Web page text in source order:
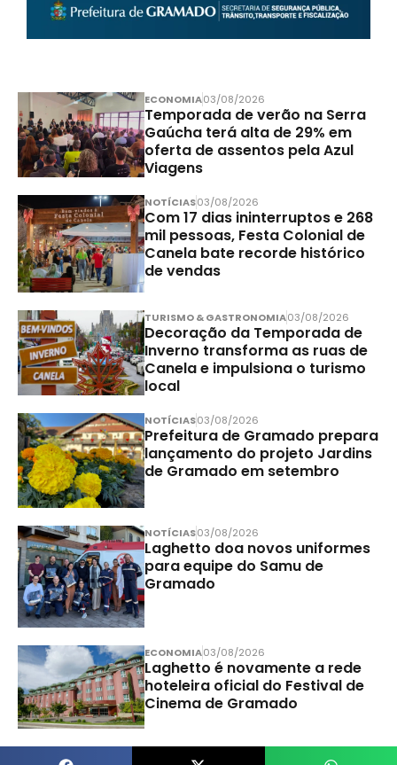
ECONOMIA03/08/2026
Temporada de verão na Serra
Gaúcha terá alta de 29% em
oferta de assentos pela Azul
Viagens
NOTÍCIAS03/08/2026
Com 17 dias ininterruptos e 268
mil pessoas, Festa Colonial de
Canela bate recorde histórico
de vendas
TURISMO & GASTRONOMIA03/08/2026
Decoração da Temporada de
Inverno transforma as ruas de
Canela e impulsiona o turismo
local
NOTÍCIAS03/08/2026
Prefeitura de Gramado prepara
lançamento do projeto Jardins
de Gramado em setembro
NOTÍCIAS03/08/2026
Laghetto doa novos uniformes
para equipe do Samu de
Gramado
ECONOMIA03/08/2026
Laghetto é novamente a rede
hoteleira oficial do Festival de
Cinema de Gramado